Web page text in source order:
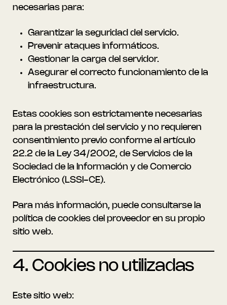
necesarias para:
Garantizar la seguridad del servicio.
Prevenir ataques informáticos.
Gestionar la carga del servidor.
Asegurar el correcto funcionamiento de la
infraestructura.
Estas cookies son estrictamente necesarias
para la prestación del servicio y no requieren
consentimiento previo conforme al artículo
22.2 de la Ley 34/2002, de Servicios de la
Sociedad de la Información y de Comercio
Electrónico (LSSI-CE).
Para más información, puede consultarse la
política de cookies del proveedor en su propio
sitio web.
4. Cookies no utilizadas
Este sitio web: